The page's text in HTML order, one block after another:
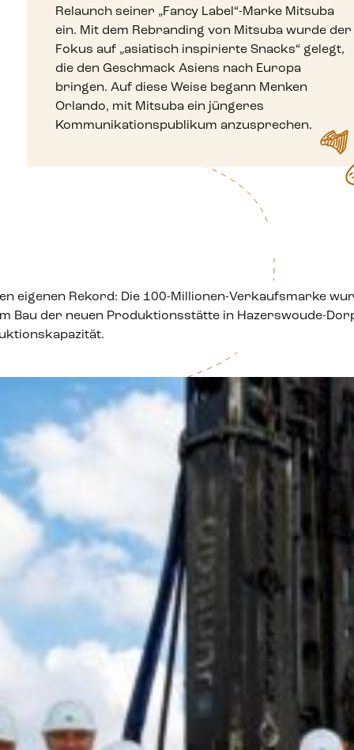
Relaunch seiner „Fancy Label“-Marke Mitsuba
ein. Mit dem Rebranding von Mitsuba wurde der
Fokus auf „asiatisch inspirierte Snacks“ gelegt,
die den Geschmack Asiens nach Europa
bringen. Auf diese Weise begann Menken
Orlando, mit Mitsuba ein jüngeres
Kommunikationspublikum anzusprechen.
eigenen Rekord: Die 100-Millionen-Verkaufsmarke
Bau der neuen Produktionsstätte in Hazerswoude-